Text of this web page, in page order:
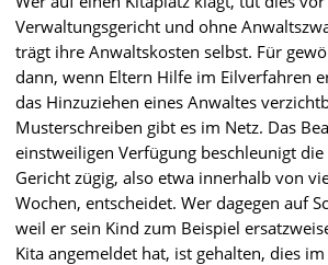
Verwaltungsgericht und ohne
trägt ihre Anwaltskosten selbst. Für
dann, wenn Eltern Hilfe im Eilverfahren
das Hinzuziehen eines Anwaltes
Musterschreiben gibt es im Netz. Das
einstweiligen Verfügung beschleunigt die
Gericht zügig, also etwa innerhalb von
Wochen, entscheidet. Wer dagegen auf
weil er sein Kind zum Beispiel
Kita angemeldet hat, ist gehalten, dies